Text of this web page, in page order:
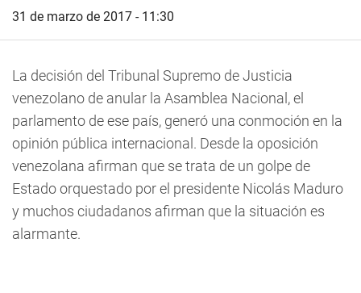
31 de marzo de 2017 - 11:30
La decisión del Tribunal Supremo de Justicia
venezolano de anular la Asamblea Nacional, el
parlamento de ese país, generó una conmoción en la
opinión pública internacional. Desde la oposición
venezolana afirman que se trata de un golpe de
Estado orquestado por el presidente Nicolás Maduro
y muchos ciudadanos afirman que la situación es
alarmante.